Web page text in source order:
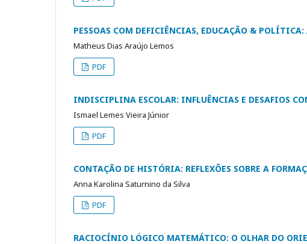
PESSOAS COM DEFICIÊNCIAS, EDUCAÇÃO & POLÍTICA:
Matheus Dias Araújo Lemos
PDF
INDISCIPLINA ESCOLAR: INFLUÊNCIAS E DESAFIOS
Ismael Lemes Vieira Júnior
PDF
CONTAÇÃO DE HISTÓRIA: REFLEXÕES SOBRE A
Anna Karolina Saturnino da Silva
PDF
RACIOCÍNIO LÓGICO MATEMÁTICO: O OLHAR DO